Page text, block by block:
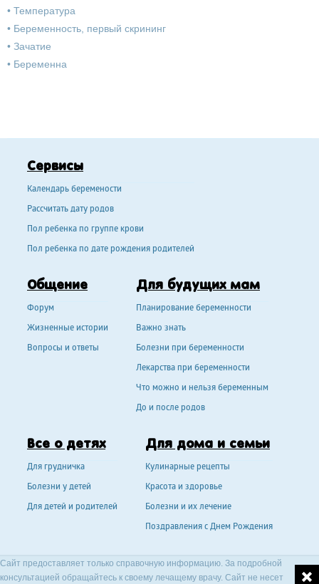
• Температура
• Беременность, первый скрининг
• Зачатие
• Беременна
Сервисы
Календарь беремености
Рассчитать дату родов
Пол ребенка по группе крови
Пол ребенка по дате рождения родителей
Общение
Форум
Жизненные истории
Вопросы и ответы
Для будущих мам
Планирование беременности
Важно знать
Болезни при беременности
Лекарства при беременности
Что можно и нельзя беременным
До и после родов
Все о детях
Для грудничка
Болезни у детей
Для детей и родителей
Для дома и семьи
Кулинарные рецепты
Красота и здоровье
Болезни и их лечение
Поздравления с Днем Рождения
Сайт предоставляет только справочную информацию. За подробной
консультацией обращайтесь к своему лечащему врачу. Сайт не несет